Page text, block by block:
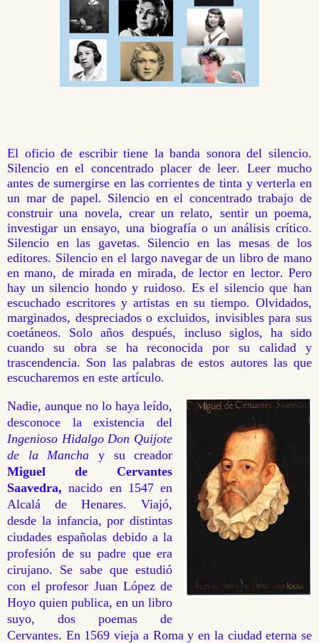
El oficio de escribir tiene la banda sonora del silencio.
Silencio en el concentrado placer de leer. Leer mucho
antes de sumergirse en las corrientes de tinta y verterla en
un mar de papel. Silencio en el concentrado trabajo de
construir una novela, crear un relato, sentir un poema,
investigar un ensayo, una biografía o un análisis crítico.
Silencio en las gavetas. Silencio en las mesas de los
editores. Silencio en el largo navegar de un libro de mano
en mano, de mirada en mirada, de lector en lector. Pero
hay un silencio hondo y ruidoso. Es el silencio que han
escuchado escritores y artistas en su tiempo. Olvidados,
marginados, despreciados o excluidos, invisibles para sus
coetáneos. Solo años después, incluso siglos, ha sido
cuando su obra se ha reconocida por su calidad y
trascendencia. Son las palabras de estos autores las que
escucharemos en este artículo.
Nadie, aunque no lo haya leído,
desconoce la existencia del
Ingenioso Hidalgo Don Quijote
de la Mancha y su creador
Miguel de Cervantes
Saavedra,nacido en 1547 en
Alcalá de Henares. Viajó,
desde la infancia, por distintas
ciudades españolas debido a la
profesión de su padre que era
cirujano. Se sabe que estudió
con el profesor Juan López de
Hoyo quien publica, en un libro
suyo, dos poemas de
Cervantes. En 1569 vieja a Roma y en la ciudad eterna se